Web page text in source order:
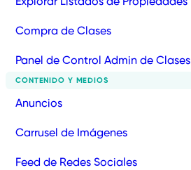
Compra de Clases
Panel de Control Admin de Clases
CONTENIDO Y MEDIOS
Anuncios
Carrusel de Imágenes
Feed de Redes Sociales